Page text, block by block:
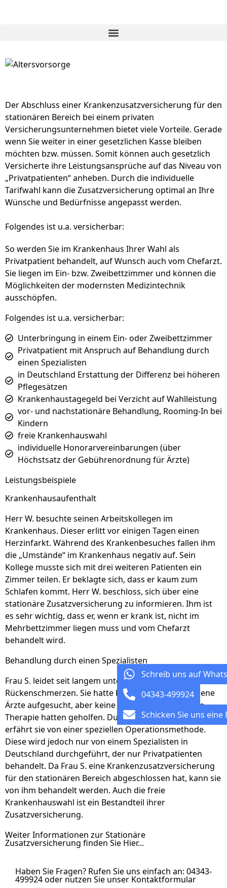
Der Abschluss einer Krankenzusatzversicherung für den
stationären Bereich bei einem privaten
Versicherungsunternehmen bietet viele Vorteile. Gerade
wenn Sie weiter in einer gesetzlichen Kasse bleiben
möchten bzw. müssen. Somit können auch gesetzlich
Versicherte ihre Leistungsansprüche auf das Niveau von
„Privatpatienten“ anheben. Durch die individuelle
Tarifwahl kann die Zusatzversicherung optimal an Ihre
Wünsche und Bedürfnisse angepasst werden.
Folgendes ist u.a. versicherbar:
So werden Sie im Krankenhaus Ihrer Wahl als
Privatpatient behandelt, auf Wunsch auch vom Chefarzt.
Sie liegen im Ein- bzw. Zweibettzimmer und können die
Möglichkeiten der modernsten Medizintechnik
ausschöpfen.
Folgendes ist u.a. versicherbar:
Unterbringung in einem Ein- oder Zweibettzimmer
Privatpatient mit Anspruch auf Behandlung durch
einen Spezialisten
in Deutschland Erstattung der Differenz bei höheren
Pflegesätzen
Krankenhaustagegeld bei Verzicht auf Wahlleistung
vor- und nachstationäre Behandlung, Rooming-In bei
Kindern
freie Krankenhauswahl
individuelle Honorarvereinbarungen (über
Höchstsatz der Gebührenordnung für Ärzte)
Leistungsbeispiele
Krankenhausaufenthalt
Herr W. besuchte seinen Arbeitskollegen im
Krankenhaus. Dieser erlitt vor einigen Tagen einen
Herzinfarkt. Während des Krankenbesuches fallen ihm
die „Umstände“ im Krankenhaus negativ auf. Sein
Kollege musste sich mit drei weiteren Patienten ein
Zimmer teilen. Er beklagte sich, dass er kaum zum
Schlafen kommt. Herr W. beschloss, sich über eine
stationäre Zusatzversicherung zu informieren. Ihm ist
es sehr wichtig, dass er, wenn er krank ist, nicht im
Mehrbettzimmer liegen muss und vom Chefarzt
behandelt wird.
Behandlung durch einen Spezialisten
Frau S. leidet seit langem unter starken
Rückenschmerzen. Sie hatte bereits viele verschiedene
Ärzte aufgesucht, aber keine Behandlung und keine
Therapie hatten geholfen. Durch einen Bekannten
erfährt sie von einer speziellen Operationsmethode.
Diese wird jedoch nur von einem Spezialisten in
Deutschland durchgeführt, der nur Privatpatienten
behandelt. Da Frau S. eine Krankenzusatzversicherung
für den stationären Bereich abgeschlossen hat, kann sie
von ihm behandelt werden. Auch die freie
Krankenhauswahl ist ein Bestandteil ihrer
Zusatzversicherung.
Weiter Informationen zur Stationäre
Zusatzversicherung finden Sie Hier...
Haben Sie Fragen? Rufen Sie uns einfach an: 04343-
499924 oder nutzen Sie unser Kontaktformular
Schreib uns auf
04343-499924
Schicken Sie uns eine